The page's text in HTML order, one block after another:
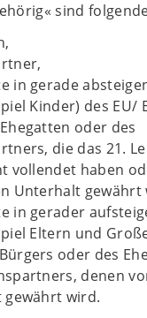
sind
in gerade
Kinder) des EU/
oder des
die das 21.
vollendet haben
Unterhalt gewährt
in gerader
Eltern und
Bürgers oder des
denen
wird.